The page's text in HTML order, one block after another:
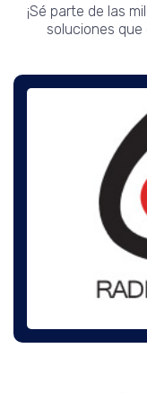
¡Sé parte de las
soluciones que